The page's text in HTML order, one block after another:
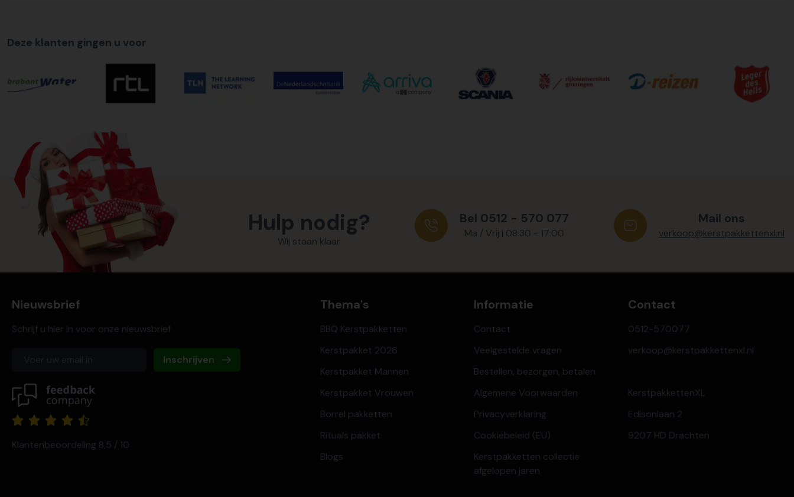
Deze klanten gingen u voor
Hulp nodig?
Wij staan klaar
Bel 0512 - 570 077
Ma / Vrij | 08:30 - 17:00
Mail ons
verkoop@kerstpakkettenxl.nl
Nieuwsbrief
Schrijf u hier in voor onze nieuwsbrief
Inschrijven
Klantenbeoordeling 8,5 / 10
Thema's
BBQ Kerstpakketten
Kerstpakket 2026
Kerstpakket Mannen
Kerstpakket Vrouwen
Borrel pakketten
Rituals pakket
Blogs
Informatie
Contact
Veelgestelde vragen
Bestellen, bezorgen, betalen
Algemene Voorwaarden
Privacyverklaring
Cookiebeleid (EU)
Kerstpakketten collectie
afgelopen jaren
Contact
0512-570077
verkoop@kerstpakkettenxl.nl
KerstpakkettenXL
Edisonlaan 2
9207 HD Drachten